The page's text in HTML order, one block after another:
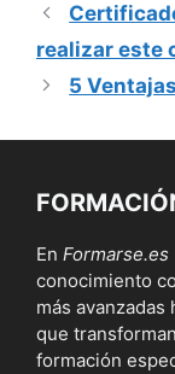
realizar este
5
En Formarse.es
conocimiento
más
que
formación